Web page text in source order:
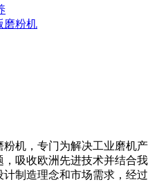
磨粉机
机，专门为解决工业磨机产
吸收欧洲先进技术并结合我
制造理念和市场需求，经过